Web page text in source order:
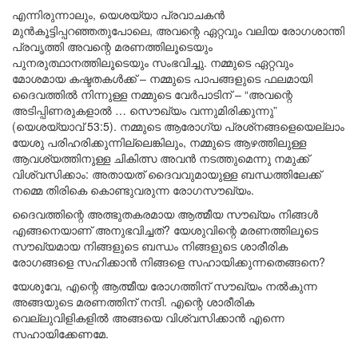
എന്നിരുന്നാലും, യെശയ്യാ പ്രവാചകൻ
മുൻകൂട്ടിപ്പറഞ്ഞതുപോലെ, അവന്റെ ഏറ്റവും വലിയ രോഗശാന്തി
പ്രവൃത്തി അവന്റെ മരണത്തിലൂടെയും
പുനരുത്ഥാനത്തിലൂടെയും സംഭവിച്ചു. നമ്മുടെ ഏറ്റവും
മോശമായ കഷ്ടതകൾക്ക് – നമ്മുടെ പാപങ്ങളുടെ ഫലമായി
ദൈവത്തിൽ നിന്നുള്ള നമ്മുടെ വേർപാടിന് – “അവന്റെ
അടിപ്പിണരുകളാൽ … സൌഖ്യം വന്നുമിരിക്കുന്നു”
(യെശയ്യാവ് 53:5). നമ്മുടെ ആരോഗ്യ പ്രശ്‌നങ്ങളെയെല്ലാം
യേശു പരിഹരിക്കുന്നില്ലെങ്കിലും, നമ്മുടെ ആഴത്തിലുള്ള
ആവശ്യത്തിനുള്ള ചികിത്സ അവൻ നടത്തുമെന്നു നമുക്ക്
വിശ്വസിക്കാം: അതായത് ദൈവവുമായുള്ള ബന്ധത്തിലേക്ക്
നമ്മെ തിരികെ കൊണ്ടുവരുന്ന രോഗസൗഖ്യം.
ദൈവത്തിന്റെ അത്ഭുതകരമായ ആത്മീയ സൗഖ്യം നിങ്ങൾ
എങ്ങനെയാണ് അനുഭവിച്ചത്? യേശുവിന്റെ മരണത്തിലൂടെ
സൗഖ്യമായ നിങ്ങളുടെ ബന്ധം നിങ്ങളുടെ ശാരീരിക
രോഗങ്ങളെ സഹിക്കാൻ നിങ്ങളെ സഹായിക്കുന്നതെങ്ങനെ?
യേശുവേ, എന്റെ ആത്മീയ രോഗത്തിന് സൗഖ്യം നൽകുന്ന
അങ്ങയുടെ മരണത്തിന് നന്ദി. എന്റെ ശാരീരിക
വെല്ലുവിളികളിൽ അങ്ങയെ വിശ്വസിക്കാൻ എന്നെ
സഹായിക്കേണമേ.